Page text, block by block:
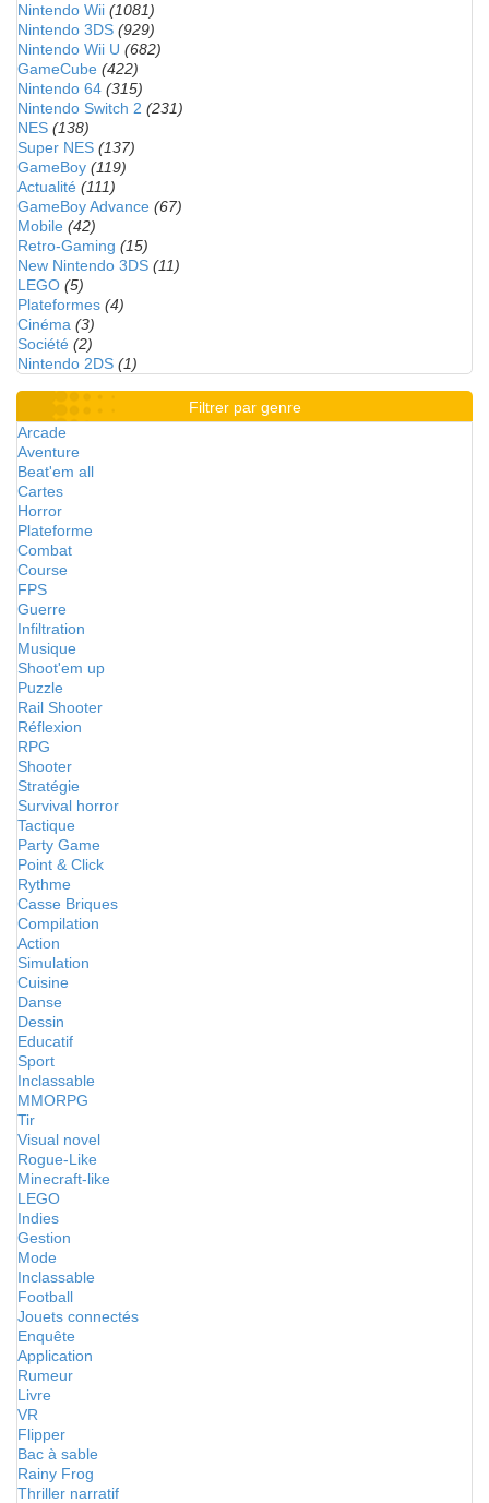
Nintendo Wii (1081)
Nintendo 3DS (929)
Nintendo Wii U (682)
GameCube (422)
Nintendo 64 (315)
Nintendo Switch 2 (231)
NES (138)
Super NES (137)
GameBoy (119)
Actualité (111)
GameBoy Advance (67)
Mobile (42)
Retro-Gaming (15)
New Nintendo 3DS (11)
LEGO (5)
Plateformes (4)
Cinéma (3)
Société (2)
Nintendo 2DS (1)
Filtrer par genre
Arcade
Aventure
Beat'em all
Cartes
Horror
Plateforme
Combat
Course
FPS
Guerre
Infiltration
Musique
Shoot'em up
Puzzle
Rail Shooter
Réflexion
RPG
Shooter
Stratégie
Survival horror
Tactique
Party Game
Point & Click
Rythme
Casse Briques
Compilation
Action
Simulation
Cuisine
Danse
Dessin
Educatif
Sport
Inclassable
MMORPG
Tir
Visual novel
Rogue-Like
Minecraft-like
LEGO
Indies
Gestion
Mode
Inclassable
Football
Jouets connectés
Enquête
Application
Rumeur
Livre
VR
Flipper
Bac à sable
Rainy Frog
Thriller narratif